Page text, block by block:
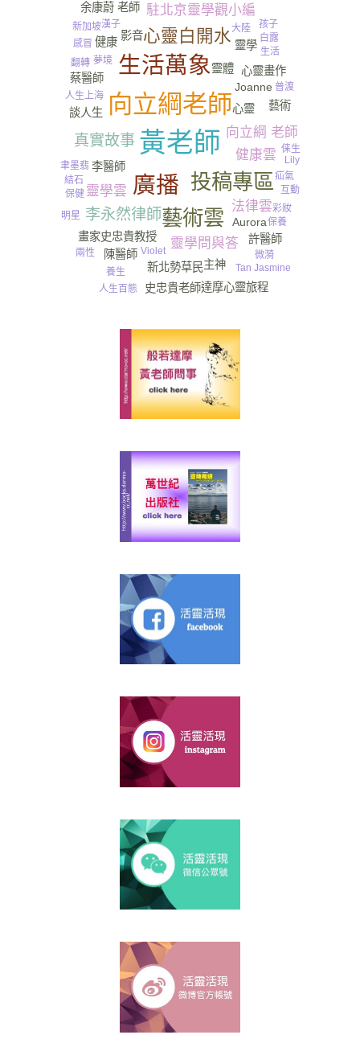
黃老師
向立綱老師
廣播
生活萬象
投稿專區
藝術雲
心靈白開水
李永然律師
真實故事
健康雲
靈學問與答
駐北京靈學觀小編
靈學雲
向立綱 老師
法律雲
心靈
李醫師
靈體
畫家史忠貴教授
Joanne
新北勢草民
靈學
蔡醫師
心靈畫作
主神
影音
談人生
史忠貴老師
Aurora
健康
陳醫師
余康蔚 老師
藝術
許醫師
達摩心靈旅程
養生 Tan Jasmine
保健
上海
Lily
白露
翻轉
聿墨翡
生活
夢境
新加坡
人生百態
互動
大陸 孩子
彩妝
明星
微漪
俫生
Violet
感冒
人生
保養
兩性
結石
普渡
漢子
疝氣